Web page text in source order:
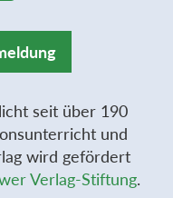
seit über 190
und
wird gefördert
Verlag-Stiftung.